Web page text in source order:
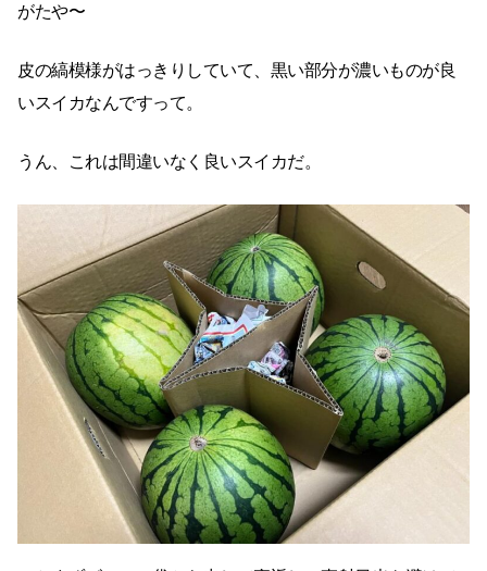
がたや〜
皮の縞模様がはっきりしていて、黒い部分が濃いものが良
いスイカなんですって。
うん、これは間違いなく良いスイカだ。